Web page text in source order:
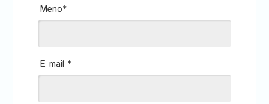
Meno*
E-mail *